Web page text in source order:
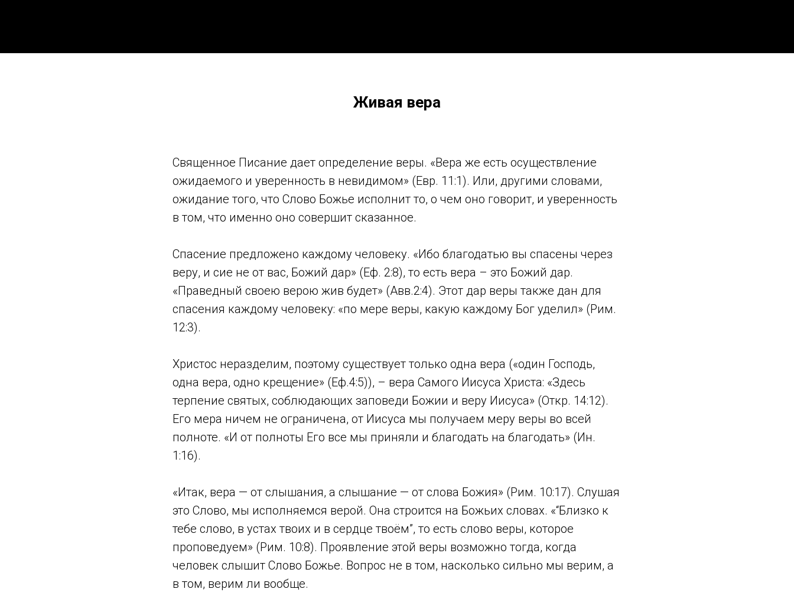
Живая вера
Священное Писание дает определение веры. «Вера же есть осуществление
ожидаемого и уверенность в невидимом» (Евр. 11:1). Или, другими словами,
ожидание того, что Слово Божье исполнит то, о чем оно говорит, и уверенность
в том, что именно оно совершит сказанное.
Спасение предложено каждому человеку. «Ибо благодатью вы спасены через
веру, и сие не от вас, Божий дар» (Еф. 2:8), то есть вера – это Божий дар.
«Праведный своею верою жив будет» (Авв.2:4). Этот дар веры также дан для
спасения каждому человеку: «по мере веры, какую каждому Бог уделил» (Рим.
12:3).
Христос неразделим, поэтому существует только одна вера («один Господь,
одна вера, одно крещение» (Еф.4:5)), – вера Самого Иисуса Христа: «Здесь
терпение святых, соблюдающих заповеди Божии и веру Иисуса» (Откр. 14:12).
Его мера ничем не ограничена, от Иисуса мы получаем меру веры во всей
полноте. «И от полноты Его все мы приняли и благодать на благодать» (Ин.
1:16).
«Итак, вера — от слышания, а слышание — от слова Божия» (Рим. 10:17). Слушая
это Слово, мы исполняемся верой. Она строится на Божьих словах. «“Близко к
тебе слово, в устах твоих и в сердце твоём”, то есть слово веры, которое
проповедуем» (Рим. 10:8). Проявление этой веры возможно тогда, когда
человек слышит Слово Божье. Вопрос не в том, насколько сильно мы верим, а
в том, верим ли вообще.